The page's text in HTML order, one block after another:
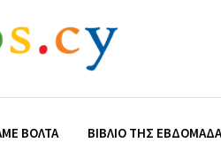
ΒΌΛΤΑ ΒΙΒΛΊΟ ΤΗΣ